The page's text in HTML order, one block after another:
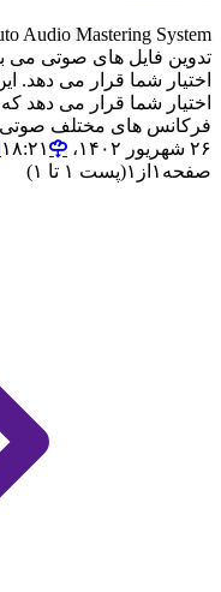
تدوین فایل های صوتی می
اختیار شما قرار می دهد
فرکانس های مختلف صوتی
۲۶ شهریور ۱۴۰۲،‏ ۱۸:۲۱
صفحه ۱ از ۱(پست ۱ تا ۱)